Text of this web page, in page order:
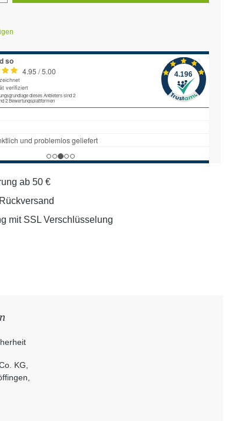
ab 50 €
mit SSL Verschlüsselung
KG,